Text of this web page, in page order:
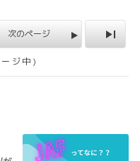
次のページ
ジ中)